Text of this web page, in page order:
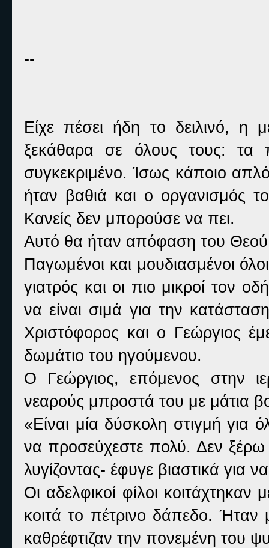
--
Είχε πέσει ήδη το δειλινό, η
ξεκάθαρα σε όλους τους: τα
συγκεκριμένο. Ίσως κάποιο
ήταν βαθιά και ο οργανισμός
Κανείς δεν μπορούσε να πει.
Αυτό θα ήταν απόφαση του
Παγωμένοι και μουδιασμένοι
γιατρός και οι πιο μικροί τον
να είναι σιμά για την
Χριστόφορος και ο Γεώργιος
δωμάτιο του ηγούμενου.
Ο Γεώργιος, επόμενος στην
νεαρούς μπροστά του με μάτια
«Είναι μία δύσκολη στιγμή για
να προσεύχεστε πολύ. Δεν
λυγίζοντας- έφυγε βιαστικά για
Οι αδελφικοί φίλοι
κοιτά το πέτρινο δάπεδο.
καθρέφτιζαν την πονεμένη του